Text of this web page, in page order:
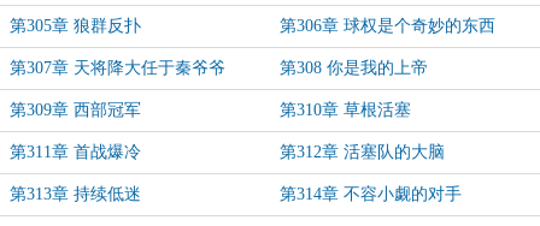
第305章 狼群反扑 第306章 球权是个奇妙的东西
第307章 天将降大任于秦爷爷 第308 你是我的上帝
第309章 西部冠军 第310章 草根活塞
第311章 首战爆冷 第312章 活塞队的大脑
第313章 持续低迷 第314章 不容小觑的对手